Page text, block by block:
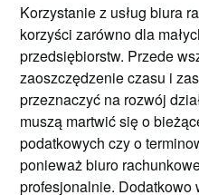
Korzystanie z usług biura
korzyści zarówno dla
przedsiębiorstw. Przede
zaoszczędzenie czasu i
przeznaczyć na rozwój
muszą martwić się o
podatkowych czy o
ponieważ biuro
profesjonalnie. Dodatkowo